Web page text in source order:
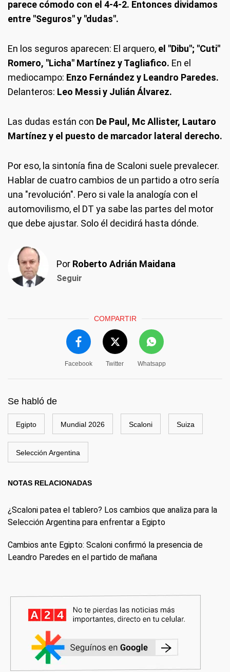
parece cómodo con el 4-4-2. Entonces dividamos
entre "Seguros" y "dudas".
En los seguros aparecen: El arquero, el "Dibu"; "Cuti"
Romero, "Licha" Martínez y Tagliafico. En el
mediocampo: Enzo Fernández y Leandro Paredes.
Delanteros: Leo Messi y Julián Álvarez.
Las dudas están con De Paul, Mc Allister, Lautaro
Martínez y el puesto de marcador lateral derecho.
Por eso, la sintonía fina de Scaloni suele prevalecer.
Hablar de cuatro cambios de un partido a otro sería
una "revolución". Pero si vale la analogía con el
automovilismo, el DT ya sabe las partes del motor
que debe ajustar. Solo él decidirá hasta dónde.
Por Roberto Adrián Maidana
Seguir
COMPARTIR
Facebook Twitter Whatsapp
Se habló de
Egipto Mundial 2026 Scaloni Suiza
Selección Argentina
NOTAS RELACIONADAS
¿Scaloni patea el tablero? Los cambios que analiza para la
Selección Argentina para enfrentar a Egipto
Cambios ante Egipto: Scaloni confirmó la presencia de
Leandro Paredes en el partido de mañana